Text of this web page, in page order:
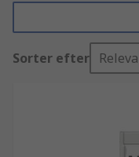
Sorter efter